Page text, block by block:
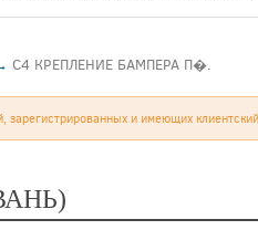
C4 КРЕПЛЕНИЕ БАМПЕРА П�.
и имеющих